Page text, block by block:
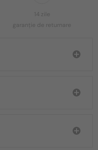
14 zile
garanție de returnare